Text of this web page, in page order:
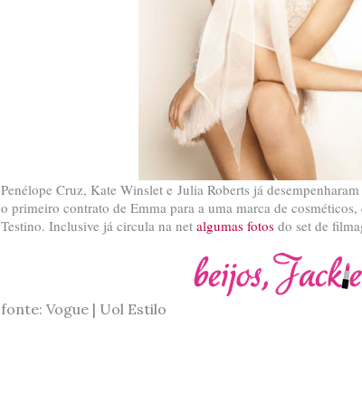
Penélope Cruz, Kate Winslet e Julia Roberts já
o primeiro contrato de Emma para a uma marca de
Testino. Inclusive já circula na net algumas fotosdo set de
fonte: Vogue | Uol Estilo